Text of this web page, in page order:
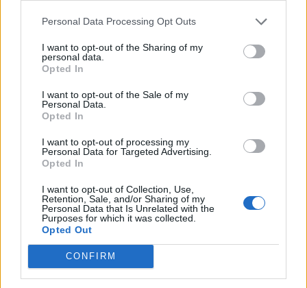
Personal Data Processing Opt Outs
I want to opt-out of the Sharing of my
personal data.
Opted In
I want to opt-out of the Sale of my
Personal Data.
Opted In
I want to opt-out of processing my
Personal Data for Targeted Advertising.
Opted In
I want to opt-out of Collection, Use,
Retention, Sale, and/or Sharing of my
Personal Data that Is Unrelated with the
Purposes for which it was collected.
Opted Out
CONFIRM
AEK Athens HC: RK Gorenje Velenje 31:29
(16:14)
RK Gorenje Velenje:
Taletović (5 obramb), Haseljić 5, Tajnik 5, Aleks
Kavčič 5, Verdinek 4, Miha Kavčič 4, Miklavčič 3,
PAjt 1, Grmšek 1, Ravnikar 1, Starc, Drobež,
Komar, Jovičić, Predović
Opozorilo:Po 297. členu Kazenskega zakonika je
posameznik kazensko odgovoren za javno spodbujanje
sovraštva, nasilja ali nestrpnosti. Komentarji z žaljivimi,